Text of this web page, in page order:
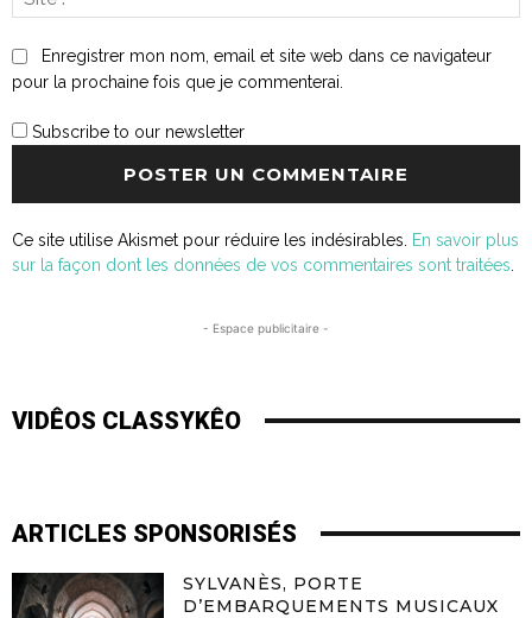
Enregistrer mon nom, email et site web dans ce navigateur
pour la prochaine fois que je commenterai.
Subscribe to our newsletter
Ce site utilise Akismet pour réduire les indésirables.
En savoir plus
sur la façon dont les données de vos commentaires sont traitées
- Espace publicitaire -
VIDÊOS CLASSYKÊO
ARTICLES SPONSORISÉS
SYLVANÈS, PORTE
D’EMBARQUEMENTS MUSICAUX